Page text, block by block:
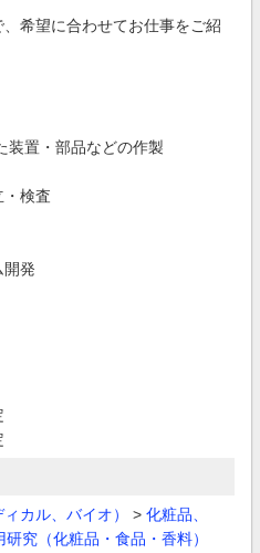
希望に合わせてお仕事をご紹
装置・部品などの作製
・検査
開発
カル、バイオ） > 化粧品、
究（化粧品・食品・香料）